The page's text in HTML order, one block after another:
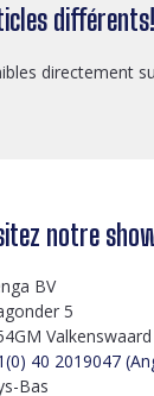
différents!
directement
notre
BV
5
Valkenswaard
40 2019047
Bas